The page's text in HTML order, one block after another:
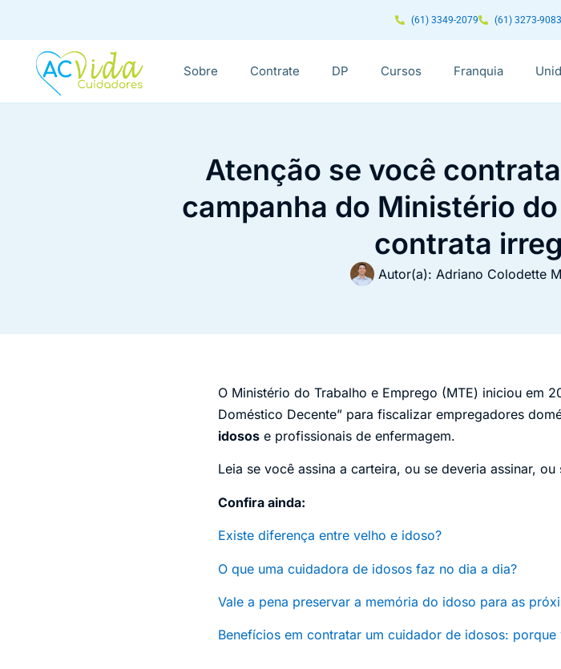
(61) 3349-2079 (61) 3273-9083
Sobre Contrate DP Cursos Franquia
Atenção se você
campanha do Ministério
contrata
Autor(a): Adriano Colodette
O Ministério do Trabalho e Emprego (MTE) iniciou em
Doméstico Decente” para fiscalizar empregadores
idosos e profissionais de enfermagem.
Leia se você assina a carteira, ou se deveria assinar,
Confira ainda:
Existe diferença entre velho e idoso?
O que uma cuidadora de idosos faz no dia a dia?
Vale a pena preservar a memória do idoso para as
Benefícios em contratar um cuidador de idosos: